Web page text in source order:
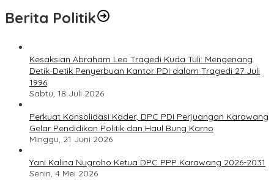
Berita Politik
Kesaksian Abraham Leo Tragedi Kuda Tuli: Mengenang
Detik-Detik Penyerbuan Kantor PDI dalam Tragedi 27 Juli
1996
Sabtu, 18 Juli 2026
Perkuat Konsolidasi Kader, DPC PDI Perjuangan Karawang
Gelar Pendidikan Politik dan Haul Bung Karno
Minggu, 21 Juni 2026
Yani Kalina Nugroho Ketua DPC PPP Karawang 2026-2031
Senin, 4 Mei 2026